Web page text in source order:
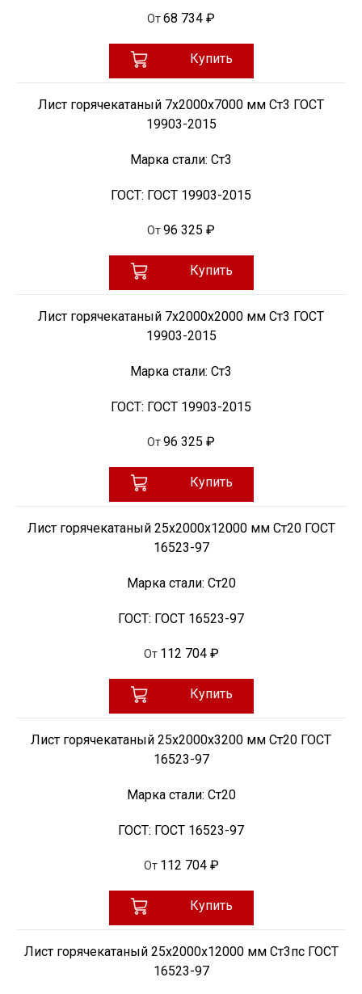
От68 734 ₽
Купить
Лист горячекатаный 7х2000х7000 мм Ст3 ГОСТ
19903-2015
Марка стали: Ст3
ГОСТ: ГОСТ 19903-2015
От96 325 ₽
Купить
Лист горячекатаный 7х2000х2000 мм Ст3 ГОСТ
19903-2015
Марка стали: Ст3
ГОСТ: ГОСТ 19903-2015
От96 325 ₽
Купить
Лист горячекатаный 25х2000х12000 мм Ст20 ГОСТ
16523-97
Марка стали: Ст20
ГОСТ: ГОСТ 16523-97
От 112 704 ₽
Купить
Лист горячекатаный 25х2000х3200 мм Ст20 ГОСТ
16523-97
Марка стали: Ст20
ГОСТ: ГОСТ 16523-97
От 112 704 ₽
Купить
Лист горячекатаный 25х2000х12000 мм Ст3пс ГОСТ
16523-97